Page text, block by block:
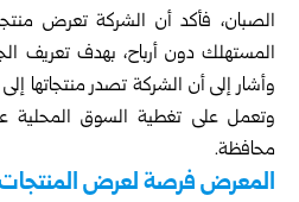
الصبان، فأكد أن الشركة تعرض
المستهلك دون أرباح، بهدف تعريف
محافظة.
المعرض فرصة لعرض المنتجات